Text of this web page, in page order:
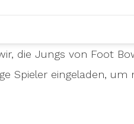
die Jungs von Foot
Spieler eingeladen,